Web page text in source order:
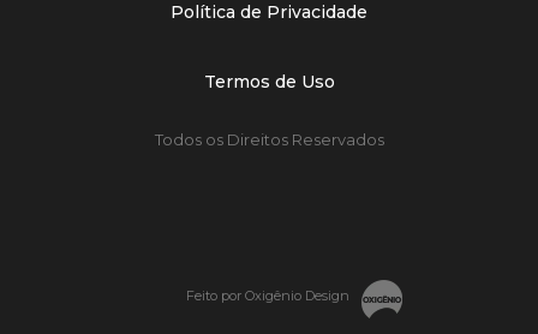
Política de Privacidade
Termos de Uso
Todos os Direitos Reservados
Feito por Oxigênio Design